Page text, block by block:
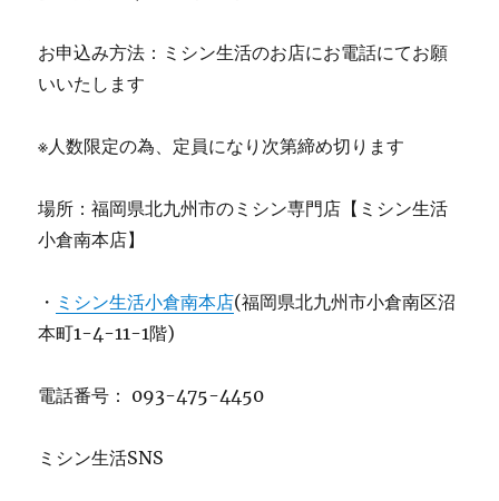
お申込み方法：ミシン生活のお店にお電話にてお願
いいたします
※人数限定の為、定員になり次第締め切ります
場所：福岡県北九州市のミシン専門店【ミシン生活
小倉南本店】
・ ミシン生活小倉南本店(福岡県北九州市小倉南区沼
本町1-4-11-1階)
電話番号： 093-475-4450
ミシン生活SNS